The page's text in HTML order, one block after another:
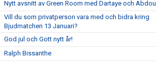
Nytt avsnitt av Green Room med Dartaye och Abdou
Vill du som privatperson vara med och bidra kring
Bjudmatchen 13 Januari?
God jul och Gott nytt år!
Ralph Bissanthe